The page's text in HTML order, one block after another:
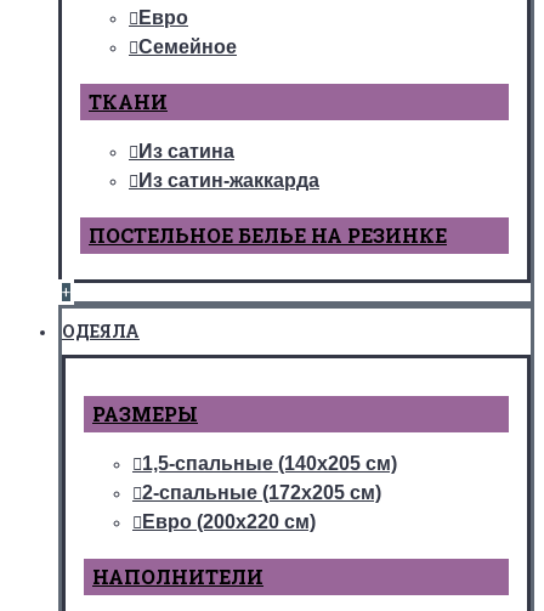
Евро
Семейное
ТКАНИ
Из сатина
Из сатин-жаккарда
ПОСТЕЛЬНОЕ БЕЛЬЕ НА РЕЗИНКЕ
+
ОДЕЯЛА
РАЗМЕРЫ
1,5-спальные (140х205 см)
2-спальные (172х205 см)
Евро (200х220 см)
НАПОЛНИТЕЛИ